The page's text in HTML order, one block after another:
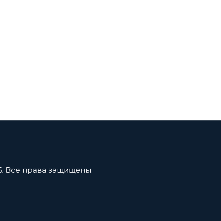
Все права защищены.